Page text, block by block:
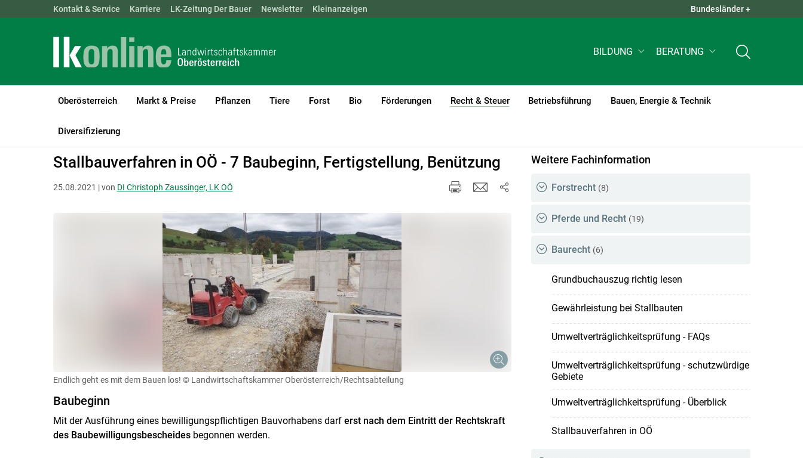
Landwirtschaftskammern: ÖSTERREICH BGLD KTN NÖ OÖ SBG STMK QUICK LINKS +
Kontakt & Service Karriere LK-Zeitung Der Bauer Newsletter Kleinanzeigen Bundesländer +
BILDUNG BERATUNG
Oberösterreich Markt & Preise Pflanzen Tiere Forst Bio Förderungen Recht & Steuer
(current)1
Betriebsführung Bauen, Energie & Technik
Diversifizierung
LK Oberösterreich Recht & Steuer
Stallbauverfahren in OÖ - 7 Baubeginn, Fertigstellung, Benützung
25.08.2021 | von DI Christoph Zaussinger, LK OÖ
Endlich geht es mit dem Bauen los! © Landwirtschaftskammer Oberösterreich/Rechtsabteilung
Baubeginn
Mit der Ausführung eines bewilligungspflichtigen Bauvorhabens darf erst nach dem Eintritt der Rechtskraft
des Baubewilligungsbescheidesbegonnen werden.
Weitere Fachinformation
Forstrecht (8)
Pferde und Recht (19)
Baurecht (6)
Grundbuchauszug richtig lesen
Gewährleistung bei Stallbauten
Umweltverträglichkeitsprüfung - FAQs
Umweltverträglichkeitsprüfung - schutzwürdige
Gebiete
Umweltverträglichkeitsprüfung - Überblick
Stallbauverfahren in OÖ